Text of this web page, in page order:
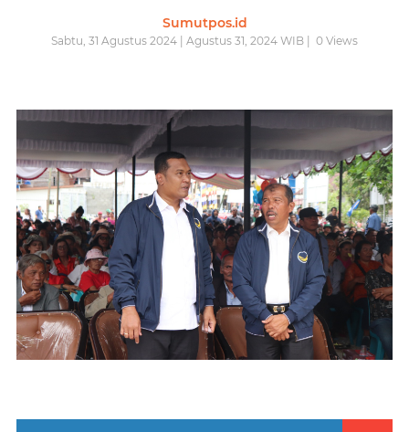
Sumutpos.id
Sabtu, 31 Agustus 2024 | Agustus 31, 2024 WIB | 0 Views